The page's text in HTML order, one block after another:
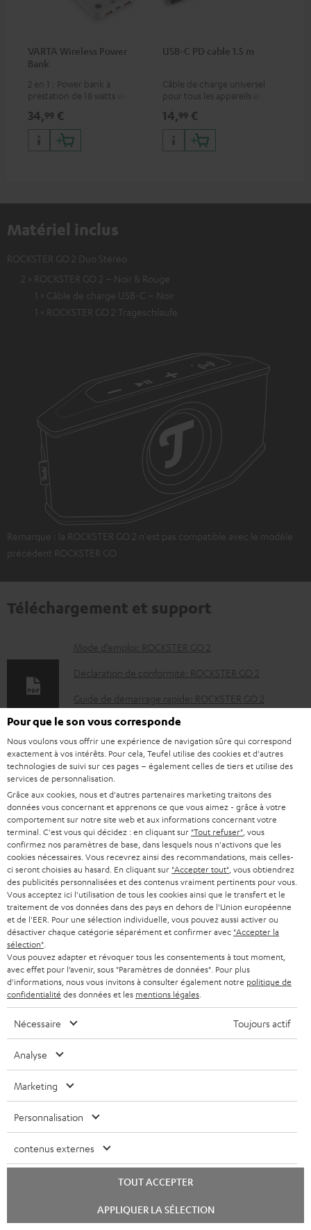
VARTA Wireless Power
Bank
2 en 1 : Power bank à
prestation de 18 watts via USB
jusqu’à 10 watts
34,99 €
USB-C PD cable 1.5 m
Câble de charge universel
pour tous les appareils avec
convient à tous les produits
Teufel avec port USB-C
14,99 €
Matériel inclus
ROCKSTER GO 2 Duo Stéréo
2 × ROCKSTER GO 2 – Noir & Rouge
1 × Câble de charge USB-C – Noir
1 × ROCKSTER GO 2 Trageschlaufe
Remarque : la ROCKSTER GO 2 n'est pas compatible avec le modèle
précédent ROCKSTER GO
Téléchargement et support
D
o
u
m
e
n
t
s
t
é
l
é
c
h
a
r
g
e
a
b
l
e
s
Mode d’emploi: ROCKSTER GO 2
Déclaration de conformité: ROCKSTER GO 2
Guide de démarrage rapide: ROCKSTER GO 2
Livret de sécurité: ROCKSTER GO 2
I
n
f
o
r
m
a
t
i
o
n
s
r
l
a
t
i
v
Informations relatives à l’expédition
I
n
f
o
r
m
a
t
i
n
s
r
l
i
Garantie légale
D
é
t
a
i
l
c
o
n
t
a
Votre conseil d'achat personnalisé
(00)800 200 300 40
Lundi-vendredi de 09:00 à 17:00 ; fermé le samedi,
dimanche
et jours fériés.
Support Teufel
Questions fréquemment posées
Faites l’expérience de nos produits de près et
magasins.
Vue d’ensemble
chat
Pour que le son vous corresponde
Nous voulons vous offrir une expérience de navigation sûre qui correspond
exactement à vos intérêts. Pour cela, Teufel utilise des cookies et d'autres
technologies de suivi sur ces pages – également celles de tiers et utilise des
services de personnalisation.
Grâce aux cookies, nous et d'autres partenaires marketing traitons des
données vous concernant et apprenons ce que vous aimez - grâce à votre
comportement sur notre site web et aux informations concernant votre
terminal. C'est vous qui décidez : en cliquant sur "Tout refuser" , vous
confirmez nos paramètres de base, dans lesquels nous n'activons que les
cookies nécessaires. Vous recevrez ainsi des recommandations, mais celles-
ci seront choisies au hasard. En cliquant sur "Accepter tout" , vous obtiendrez
des publicités personnalisées et des contenus vraiment pertinents pour vous.
Vous acceptez ici l'utilisation de tous les cookies ainsi que le transfert et le
traitement de vos données dans des pays en dehors de l'Union européenne
et de l'EER. Pour une sélection individuelle, vous pouvez aussi activer ou
désactiver chaque catégorie séparément et confirmer avec "Accepter la
sélection"
Vous pouvez adapter et révoquer tous les consentements à tout moment,
avec effet pour l’avenir, sous "Paramètres de données". Pour plus
d'informations, nous vous invitons à consulter également notre politique de
confidentialité des données et les mentions légales
Nécessaire Toujours actif
Analyse
Marketing
Personnalisation
contenus externes
TOUT ACCEPTER
APPLIQUER LA SÉLECTION